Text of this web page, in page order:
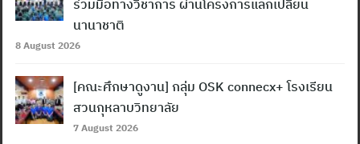
Search
ร่วมมือทางวิชาการ ผ่านโครงการแลกเปลี่ยน
นานาชาติ
8 August 2026
[คณะศึกษาดูงาน] กลุ่ม OSK connecx+ โรงเรียน
สวนกุหลาบวิทยาลัย
7 August 2026